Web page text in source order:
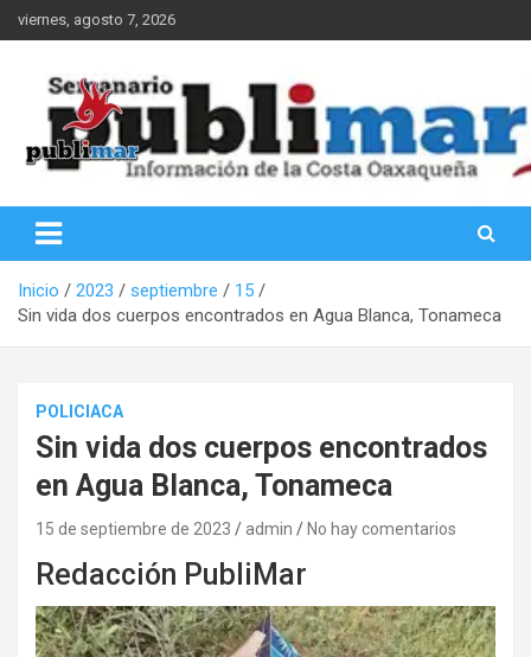
Saltar
al
viernes, agosto 7, 2026
PubliMar
Inicio 2023 septiembre
15
Sin vida dos cuerpos encontrados en Agua Blanca, Tonameca
POLICIACA
Sin vida dos cuerpos encontrados
en Agua Blanca, Tonameca
15 de septiembre de 2023 admin No hay comentarios
Redacción PubliMar